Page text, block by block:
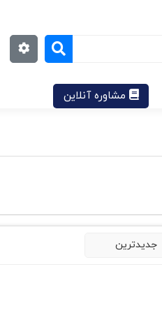
مشاوره آنلاین
جدیدترین